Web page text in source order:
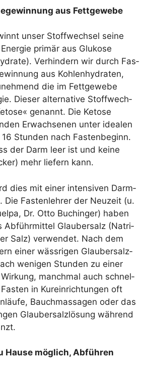
aus Fettgewebe
unser Stoff­wech­sel sei­ne
pri­mär aus Glu­ko­se
Ver­hin­dern wir durch Fas­
aus Koh­len­hy­dra­ten,
die im Fett­ge­we­be
Die­ser alter­na­ti­ve Stoff­wech­
genannt. Die Keto­se
Erwach­se­nen unter idea­len
Stun­den nach Fas­ten­be­ginn.
der Darm leer ist und kei­ne
mehr lie­fern kann.
dies mit einer inten­si­ven Darm­
Die Fas­ten­leh­rer der Neu­zeit (u.
Dr. Otto Buch­in­ger) haben
Abführ­mit­tel Glau­ber­salz (Natri­
Salz) ver­wen­det. Nach dem
einer wäss­ri­gen Glau­ber­salz­
weni­gen Stun­den zu einer
manch­mal auch schnel­
in Kur­ein­rich­tun­gen oft
Bauch­mas­sa­gen oder das
Glau­ber­salz­lö­sung wäh­rend
Hau­se mög­lich, Abfüh­ren